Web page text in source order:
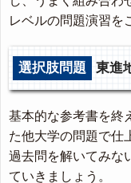
レベルの問題演習を
選択肢問題 東進
基本的な参考書を終
た他大学の問題で仕
過去問を解いてみな
ていきましょう。